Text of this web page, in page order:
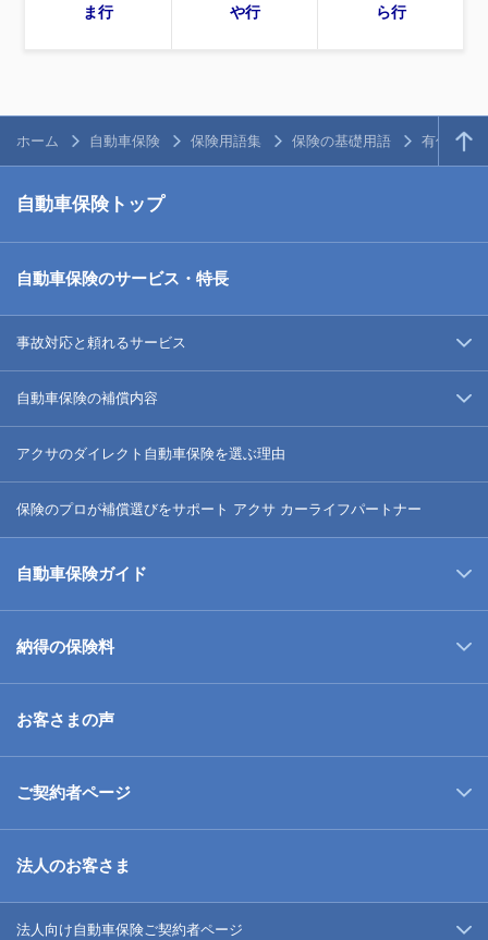
ま行 や行 ら行
ホーム 自動車保険 保険用語集 保険の基礎用語 有償で貨
自動車保険トップ
自動車保険のサービス・特長
事故対応と頼れるサービス
自動車保険の補償内容
アクサのダイレクト自動車保険を選ぶ理由
保険のプロが補償選びをサポート アクサ カーライフパートナー
自動車保険ガイド
納得の保険料
お客さまの声
ご契約者ページ
法人のお客さま
法人向け自動車保険ご契約者ページ